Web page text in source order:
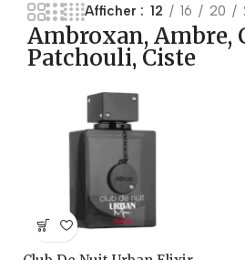
Afficher
12 16 20
Ambroxan, Ambre,
Patchouli, Ciste